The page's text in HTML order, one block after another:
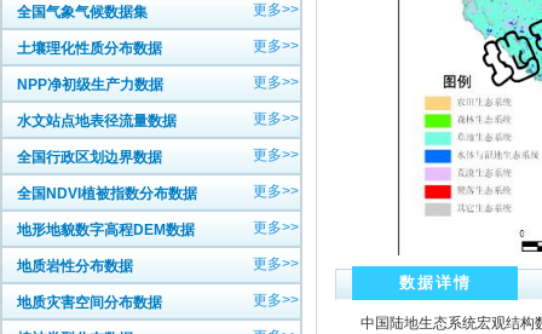
全国气象气候数据集 更多>>
土壤理化性质分布数据 更多>>
NPP净初级生产力数据 更多>>
水文站点地表径流量数据 更多>>
全国行政区划边界数据 更多>>
全国NDVI植被指数分布数据 更多>>
地形地貌数字高程DEM数据 更多>>
地质岩性分布数据 更多>>
地质灾害空间分布数据 更多>>
数据详情
中国陆地生态系统宏观结构